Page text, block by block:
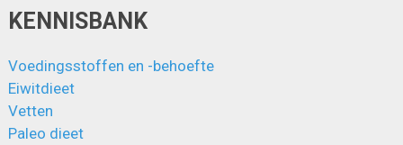
KENNISBANK
Voedingsstoffen en -behoefte
Eiwitdieet
Vetten
Paleo dieet